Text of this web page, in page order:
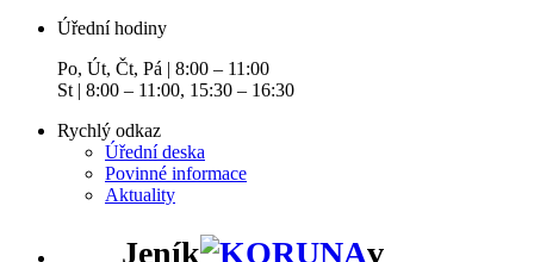
Úřední hodiny
Po, Út, Čt, Pá | 8:00 – 11:00
St | 8:00 – 11:00, 15:30 – 16:30
Rychlý odkaz
Úřední deska
Povinné informace
Aktuality
Jeník v